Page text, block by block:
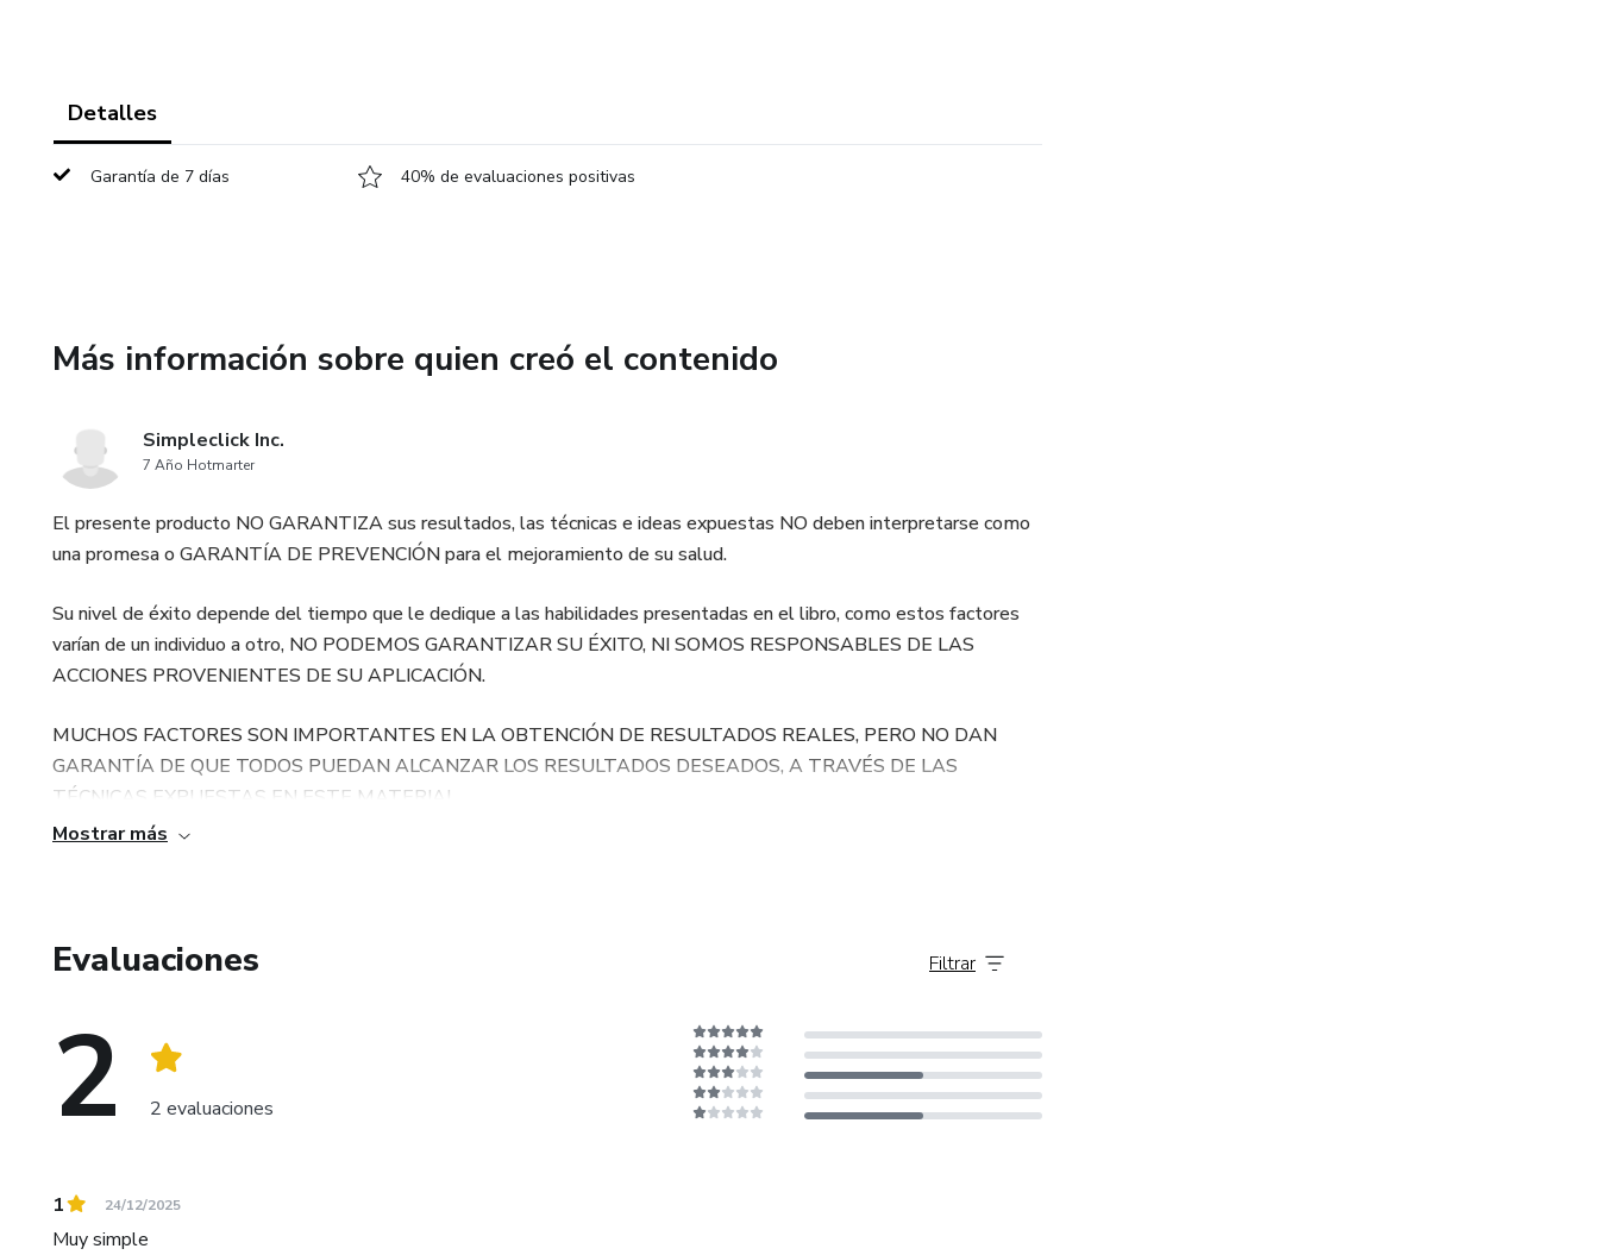
Detalles
Garantía de 7 días 40% de evaluaciones positivas
Más información sobre quien creó el contenido
Simpleclick Inc.
7 Año Hotmarter
El presente producto NO GARANTIZA sus resultados, las técnicas e ideas expuestas NO deben interpretarse como
una promesa o GARANTÍA DE PREVENCIÓN para el mejoramiento de su salud.
Su nivel de éxito depende del tiempo que le dedique a las habilidades presentadas en el libro, como estos factores
varían de un individuo a otro, NO PODEMOS GARANTIZAR SU ÉXITO, NI SOMOS RESPONSABLES DE LAS
ACCIONES PROVENIENTES DE SU APLICACIÓN.
MUCHOS FACTORES SON IMPORTANTES EN LA OBTENCIÓN DE RESULTADOS REALES, PERO NO DAN
GARANTÍA DE QUE TODOS PUEDAN ALCANZAR LOS RESULTADOS DESEADOS, A TRAVÉS DE LAS
TÉCNICAS EXPUESTAS EN ESTE MATERIAL.
Mostrar más
Evaluaciones
2 2 evaluaciones
Filtrar
1 24/12/2025
Muy simple